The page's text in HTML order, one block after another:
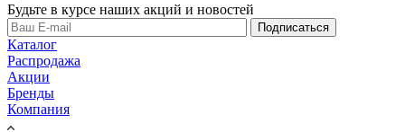
Будьте в курсе наших акций и новостей
Подписаться
Каталог
Распродажа
Акции
Бренды
Компания